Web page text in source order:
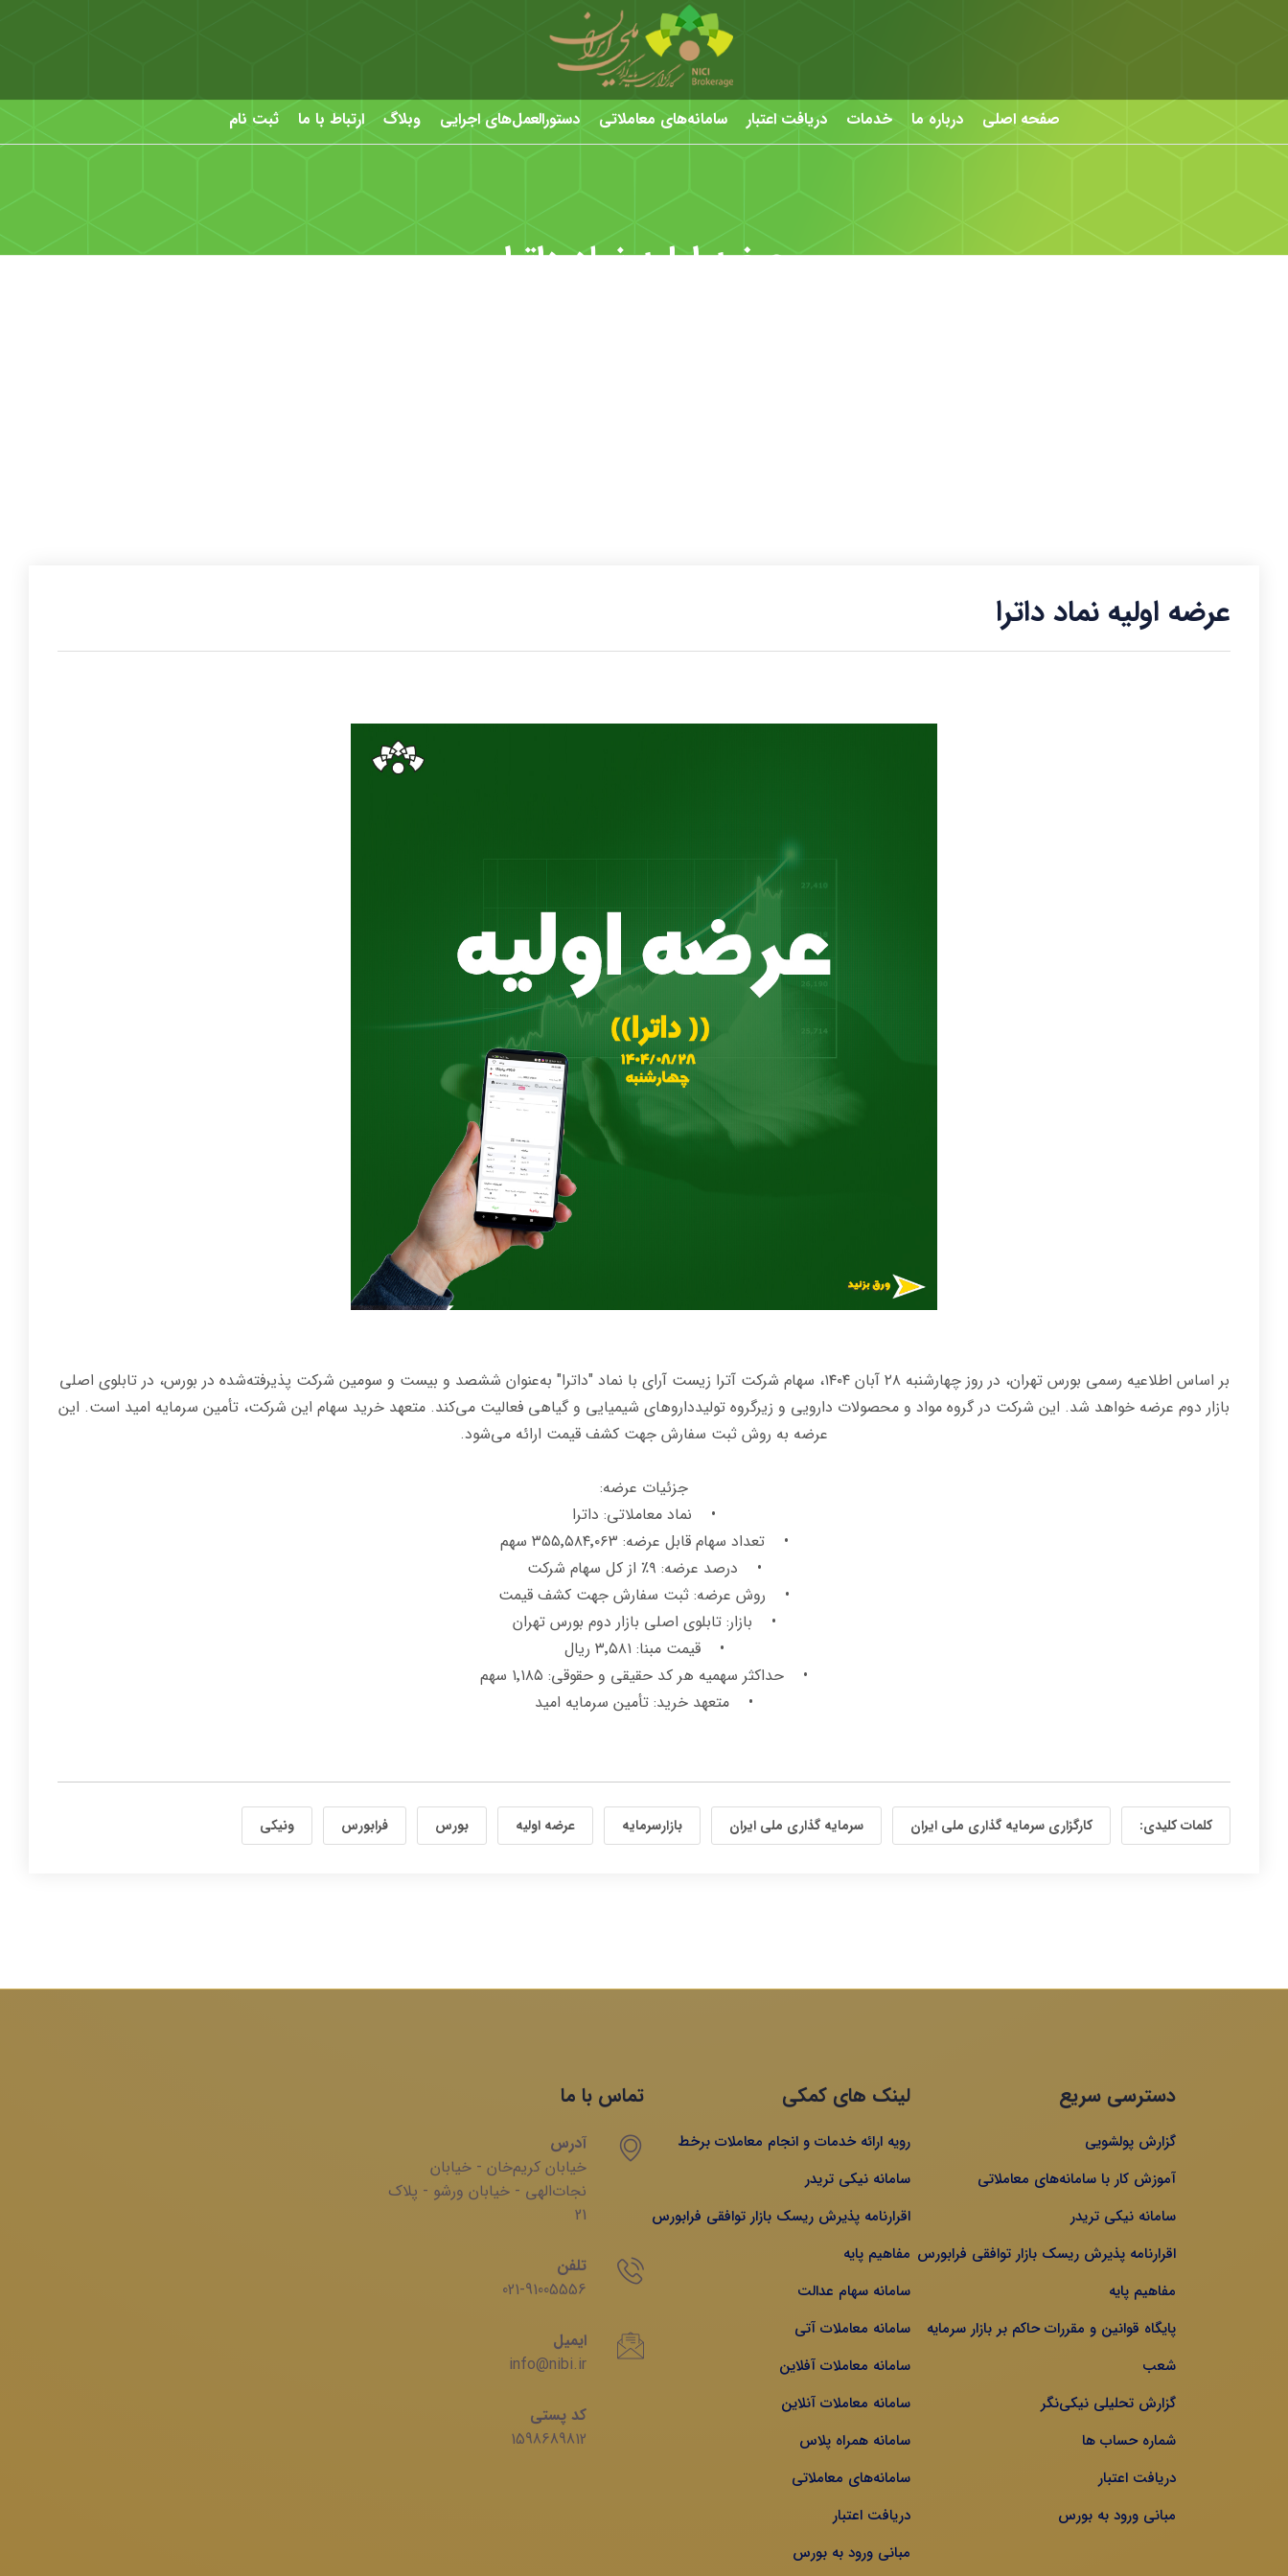
صفحه اصلی درباره ما خدمات دریافت اعتبار سامانه‌های معاملاتی دستورالعمل‌های اجرایی وبلاگ ارتباط با ما ثبت نام
عرضه اولیه نماد داترا
عرضه اولیه نماد داترا
بر اساس اطلاعیه رسمی بورس تهران، در روز چهارشنبه ۲۸ آبان ۱۴۰۴، سهام شرکت آترا زیست آرای با نماد "داترا" به‌عنوان ششصد و بیست و سومین شرکت پذیرفته‌شده در بورس، در تابلوی اصلی
بازار دوم عرضه خواهد شد. این شرکت در گروه مواد و محصولات دارویی و زیرگروه تولیدداروهای شیمیایی و گیاهی فعالیت می‌کند. متعهد خرید سهام این شرکت، تأمین سرمایه امید است. این
عرضه به روش ثبت سفارش جهت کشف قیمت ارائه می‌شود.
جزئیات عرضه:
• نماد معاملاتی: داترا
• تعداد سهام قابل عرضه: ۳۵۵٬۵۸۴٬۰۶۳ سهم
• درصد عرضه: ۹٪ از کل سهام شرکت
• روش عرضه: ثبت سفارش جهت کشف قیمت
• بازار: تابلوی اصلی بازار دوم بورس تهران
• قیمت مبنا: ۳٬۵۸۱ ریال
• حداکثر سهمیه هر کد حقیقی و حقوقی: ۱٬۱۸۵ سهم
• متعهد خرید: تأمین سرمایه امید
کلمات کلیدی: کارگزاری سرمایه گذاری ملی ایران سرمایه گذاری ملی ایران بازارسرمایه عرضه اولیه بورس فرابورس ونیکی
دسترسی سریع
گزارش پولشویی
آموزش کار با سامانه‌های معاملاتی
سامانه نیکی تریدر
اقرارنامه پذیرش ریسک بازار توافقی فرابورس
مفاهیم پایه
پایگاه قوانین و مقررات حاکم بر بازار سرمایه
شعب
گزارش تحلیلی نیکی‌نگر
شماره حساب ها
دریافت اعتبار
مبانی ورود به بورس
لینک های کمکی
رویه ارائه خدمات و انجام معاملات برخط
سامانه نیکی تریدر
اقرارنامه پذیرش ریسک بازار توافقی فرابورس
مفاهیم پایه
سامانه سهام عدالت
سامانه معاملات آتی
سامانه معاملات آفلاین
سامانه معاملات آنلاین
سامانه همراه پلاس
سامانه‌های معاملاتی
دریافت اعتبار
مبانی ورود به بورس
تماس با ما
آدرس
خیابان‌ کریم‌‌خان - خیابان
‌نجات‌الهی - خیابان ‌ورشو - پلاک
21
تلفن
021-91005556
ایمیل
info@nibi.ir
کد پستی
1598689812